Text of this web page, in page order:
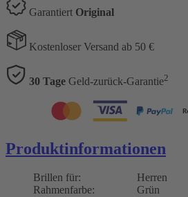
Garantiert Original
Kostenloser Versand ab 50 €
30 Tage Geld-zurück-Garantie2
Produktinformationen
Brillen für:
Herren
Rahmenfarbe:
Grün